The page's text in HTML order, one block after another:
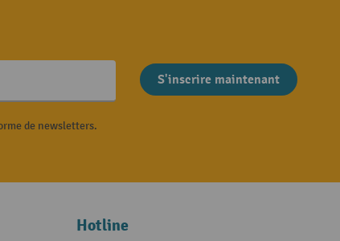
S'inscrire maintenant
de newsletters.
Hotline